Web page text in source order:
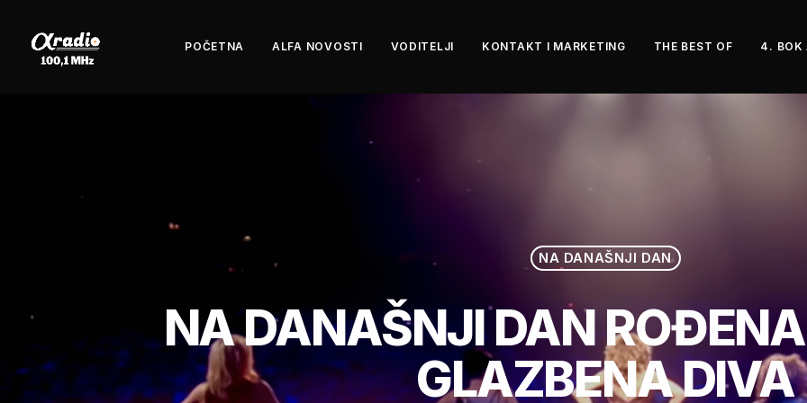
POČETNA ALFA NOVOSTI VODITELJI KONTAKT I MARKETING THE BEST OF 4. BOK
NA DANAŠNJI DAN
NA DANAŠNJI DAN
GLAZBENA DIVA